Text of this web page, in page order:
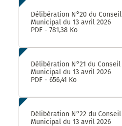
Délibération N°20 du Conseil
Municipal du 13 avril 2026
PDF - 781,38 Ko
Délibération N°21 du Conseil
Municipal du 13 avril 2026
PDF - 656,41 Ko
Délibération N°22 du Conseil
Municipal du 13 avril 2026